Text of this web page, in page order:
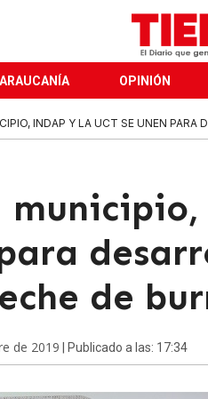
ARAUCANÍA OPINIÓN
INDAP Y LA UCT SE UNEN PARA
de
de 2019 | Publicado a las: 17:34